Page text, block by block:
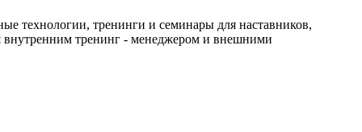
технологии, тренинги и семинары для наставников,
тренинг - менеджером и внешними